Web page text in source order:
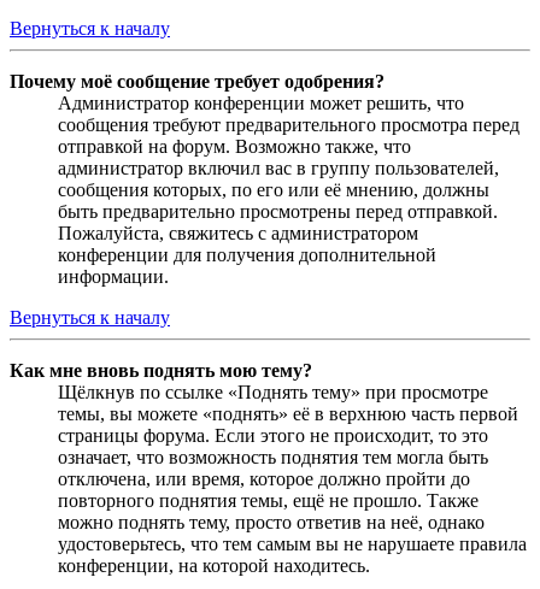
Вернуться к началу
Почему моё сообщение требует одобрения?
Администратор конференции может решить, что
сообщения требуют предварительного просмотра перед
отправкой на форум. Возможно также, что
администратор включил вас в группу пользователей,
сообщения которых, по его или её мнению, должны
быть предварительно просмотрены перед отправкой.
Пожалуйста, свяжитесь с администратором
конференции для получения дополнительной
информации.
Вернуться к началу
Как мне вновь поднять мою тему?
Щёлкнув по ссылке «Поднять тему» при просмотре
темы, вы можете «поднять» её в верхнюю часть первой
страницы форума. Если этого не происходит, то это
означает, что возможность поднятия тем могла быть
отключена, или время, которое должно пройти до
повторного поднятия темы, ещё не прошло. Также
можно поднять тему, просто ответив на неё, однако
удостоверьтесь, что тем самым вы не нарушаете правила
конференции, на которой находитесь.